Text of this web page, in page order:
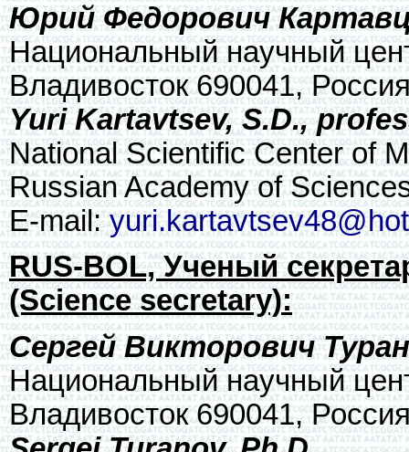
Юрий Федорович
Национальный научный
Владивосток 690041,
Yuri Kartavtsev, S.D.,
National Scientific Center of
Russian Academy of
E-mail:
RUS-BOL, Ученый
(Science secretary):
Сергей Викторович
Национальный научный
Владивосток 690041,